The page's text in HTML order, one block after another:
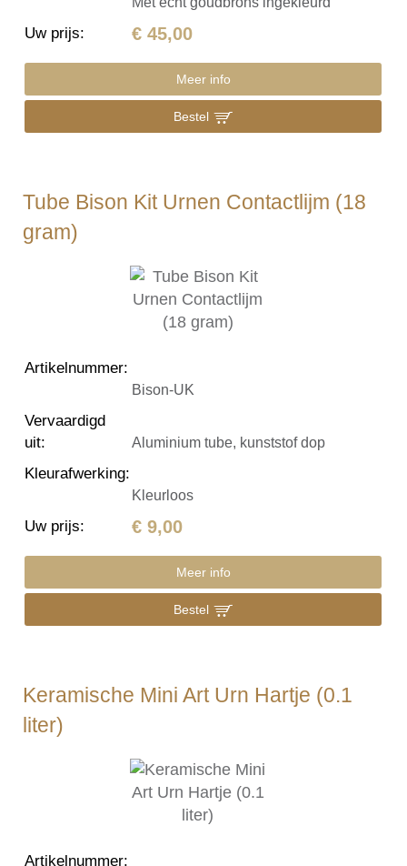
Uw prijs: € 45,00
Meer info
Bestel
Tube Bison Kit Urnen Contactlijm (18
gram)
Artikelnummer:
Bison-UK
Vervaardigd
uit: Aluminium tube, kunststof dop
Kleurafwerking:
Kleurloos
Uw prijs: € 9,00
Meer info
Bestel
Keramische Mini Art Urn Hartje (0.1
liter)
Artikelnummer: